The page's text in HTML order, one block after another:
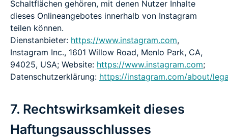
Schaltflächen gehören, mit denen Nutzer Inhalte
dieses Onlineangebotes innerhalb von Instagram
teilen können.
Dienstanbieter: https://www.instagram.com,
Instagram Inc., 1601 Willow Road, Menlo Park, CA,
94025, USA; Website: https://www.instagram.com;
Datenschutzerklärung: https://instagram.com/about/
7. Rechtswirksamkeit dieses
Haftungsausschlusses